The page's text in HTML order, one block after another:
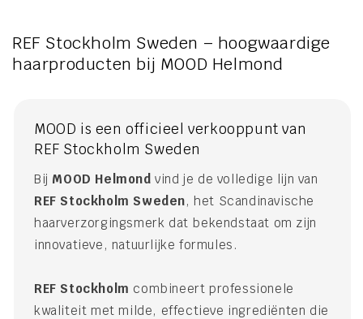
REF Stockholm Sweden – hoogwaardige
haarproducten bij MOOD Helmond
MOOD is een officieel verkooppunt van
REF Stockholm Sweden
Bij MOOD Helmond vind je de volledige lijn van
REF Stockholm Sweden, het Scandinavische
haarverzorgingsmerk dat bekendstaat om zijn
innovatieve, natuurlijke formules.
REF Stockholm combineert professionele
kwaliteit met milde, effectieve ingrediënten die